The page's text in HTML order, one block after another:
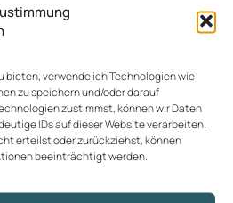
bieten, verwende ich Technologien wie
zu speichern und/oder darauf
zustimmst, können wir Daten
IDs auf dieser Website verarbeiten.
erteilst oder zurückziehst, können
beeinträchtigt werden.
mit*markiert